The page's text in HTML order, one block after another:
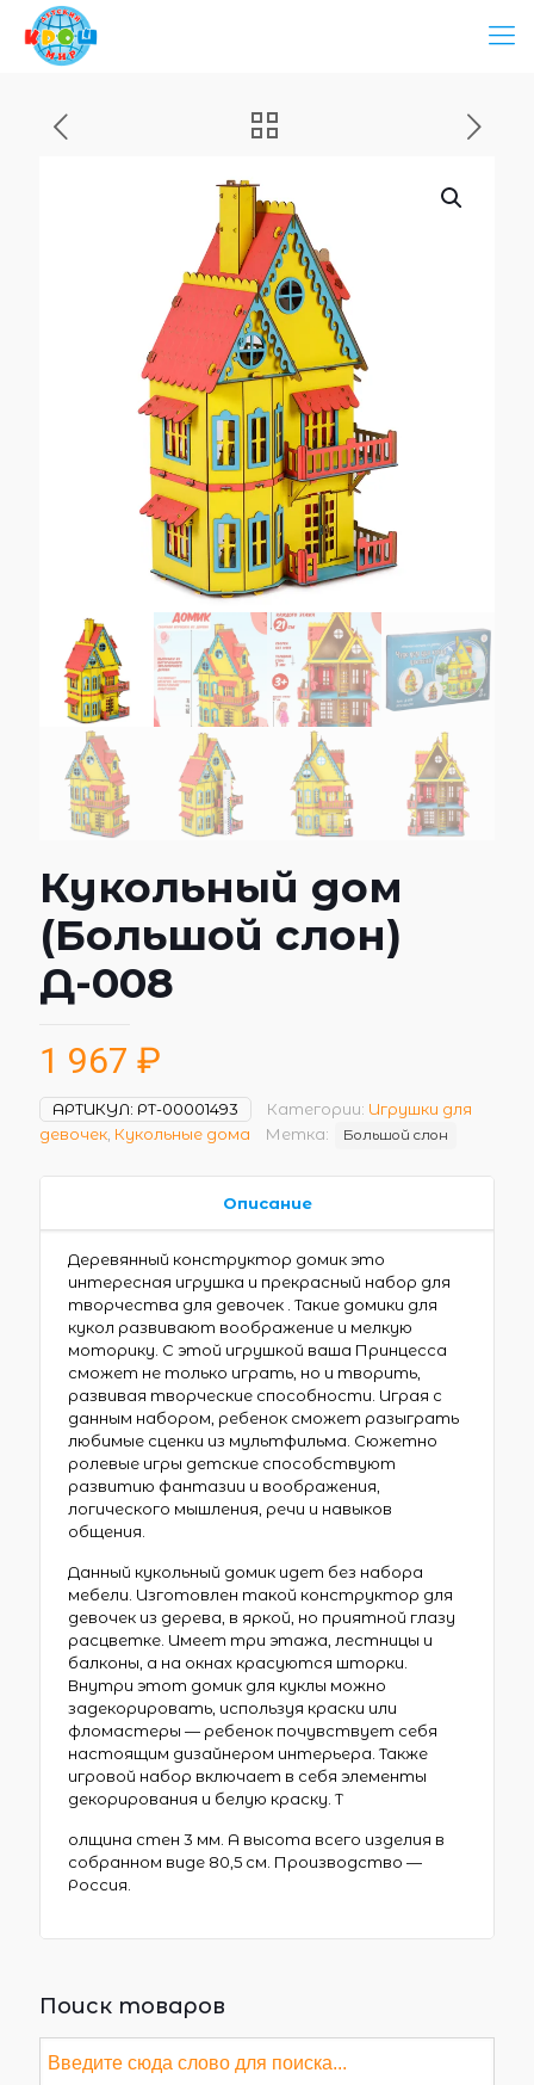
Кукольный дом
(Большой слон)
Д-008
1 967 ₽
АРТИКУЛ: РТ-00001493 Категории: Игрушки для
девочек Кукольные дома Метка: Большой слон
Описание
Деревянный конструктор домик это
интересная игрушка и прекрасный набор для
творчества для девочек . Такие домики для
кукол развивают воображение и мелкую
моторику. С этой игрушкой ваша Принцесса
сможет не только играть, но и творить,
развивая творческие способности. Играя с
данным набором, ребенок сможет разыграть
любимые сценки из мультфильма. Сюжетно
ролевые игры детские способствуют
развитию фантазии и воображения,
логического мышления, речи и навыков
общения.
Данный кукольный домик идет без набора
мебели. Изготовлен такой конструктор для
девочек из дерева, в яркой, но приятной глазу
расцветке. Имеет три этажа, лестницы и
балконы, а на окнах красуются шторки.
Внутри этот домик для куклы можно
задекорировать, используя краски или
фломастеры — ребенок почувствует себя
настоящим дизайнером интерьера. Также
игровой набор включает в себя элементы
декорирования и белую краску. Т
олщина стен 3 мм. А высота всего изделия в
собранном виде 80,5 см. Производство —
Россия.
Поиск товаров